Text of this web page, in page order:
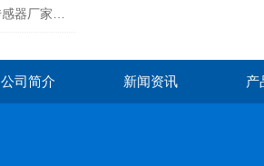
公司简介 新闻资讯 产